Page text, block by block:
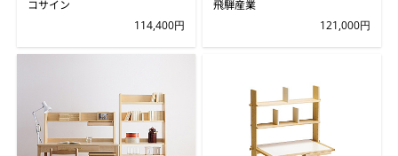
コサイン
114,400円
飛騨産業
121,000円